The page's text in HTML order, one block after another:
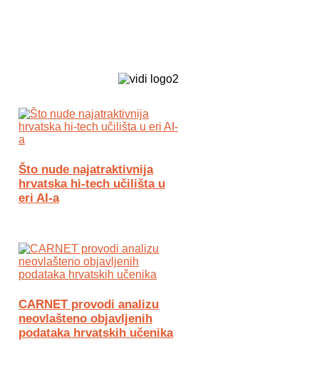
Što nude najatraktivnija
hrvatska hi-tech učilišta u
eri AI-a
CARNET provodi analizu
neovlašteno objavljenih
podataka hrvatskih učenika